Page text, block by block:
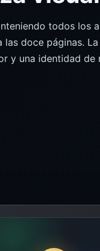
todos
doce páginas.
y una identidad